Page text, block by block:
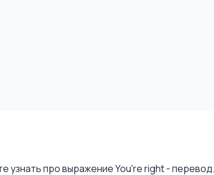
узнать про выражение You're right -